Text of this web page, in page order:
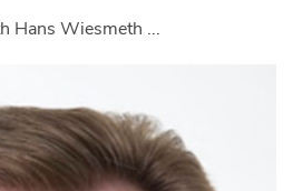
Hans Wiesmeth ...